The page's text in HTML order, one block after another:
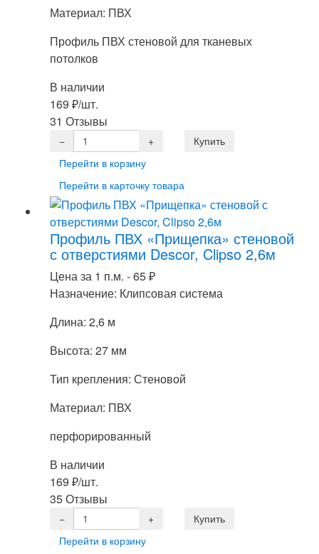
Материал: ПВХ
Профиль ПВХ стеновой для тканевых
потолков
В наличии
169 ₽/шт.
31 Отзывы
Перейти в корзину
Перейти в карточку товара
Профиль ПВХ «Прищепка» стеновой
с отверстиями Descor, Clipso 2,6м
Цена за 1 п.м. -65₽
Назначение: Клипсовая система
Длина: 2,6 м
Высота: 27 мм
Тип крепления: Стеновой
Материал: ПВХ
перфорированный
В наличии
169 ₽/шт.
35 Отзывы
Перейти в корзину